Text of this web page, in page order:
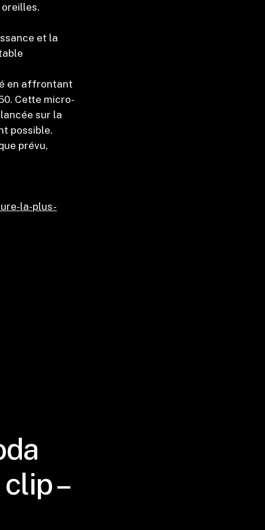
et la
en affrontant
Cette micro-
sur la
possible.
prévu,
la-plus-
–